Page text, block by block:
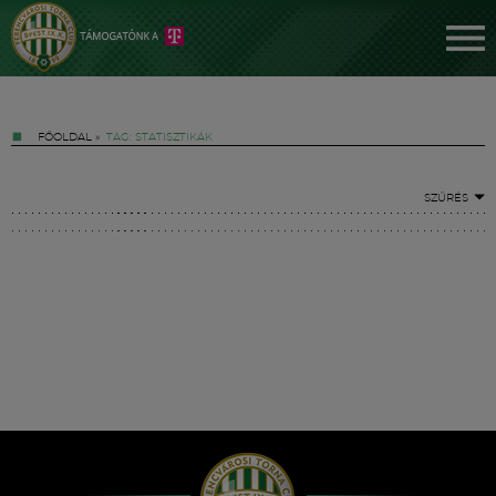
FŐOLDAL » TAG: STATISZTIKÁK
SZŰRÉS
Hírek